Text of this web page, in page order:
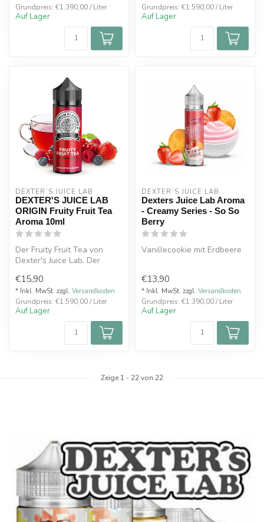
Grundpreis: €1.390,00 / Liter
Auf Lager
Grundpreis: €1.590,00 / Liter
Auf Lager
DEXTER`S JUICE LAB
DEXTER'S JUICE LAB
ORIGIN Fruity Fruit Tea
Aroma 10ml
Der Fruity Fruit Tea von
Dexter's Juice Lab. Der
ein sü...
€15,90
* Inkl. MwSt. zzgl. Versandkosten
Grundpreis: €1.590,00 / Liter
Auf Lager
DEXTER`S JUICE LAB
Dexters Juice Lab Aroma
- Creamy Series - So So
Berry
Vanillecookie mit Erdbeere
mit Base und je nach Bed...
€13,90
* Inkl. MwSt. zzgl. Versandkosten
Grundpreis: €1.390,00 / Liter
Auf Lager
Zeige 1 - 22von 22